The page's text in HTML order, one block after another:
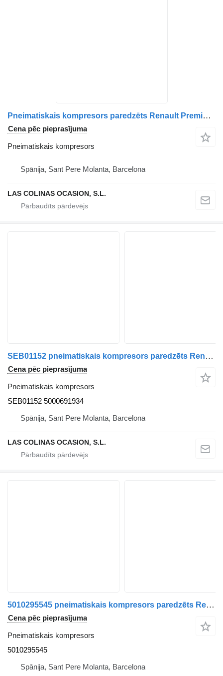
Pneimatiskais kompresors paredzēts Renault Premium kravas automašīnas
Cena pēc pieprasījuma
Pneimatiskais kompresors
Spānija, Sant Pere Molanta, Barcelona
LAS COLINAS OCASION, S.L.
SEB01152 pneimatiskais kompresors paredzēts Renault HD 250.18 Premium E2 kravas automašīnas
Cena pēc pieprasījuma
Pneimatiskais kompresors
SEB01152 5000691934
Spānija, Sant Pere Molanta, Barcelona
LAS COLINAS OCASION, S.L.
5010295545 pneimatiskais kompresors paredzēts Renault Premium kravas automašīnas
Cena pēc pieprasījuma
Pneimatiskais kompresors
5010295545
Spānija, Sant Pere Molanta, Barcelona